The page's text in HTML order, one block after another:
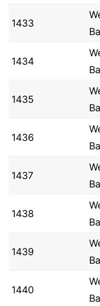
1433
1434
1435
1436
1437
1438
1439
1440